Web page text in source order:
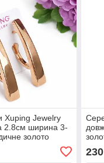
Xuping Jewelry
2.8см ширина 3-
золото
230